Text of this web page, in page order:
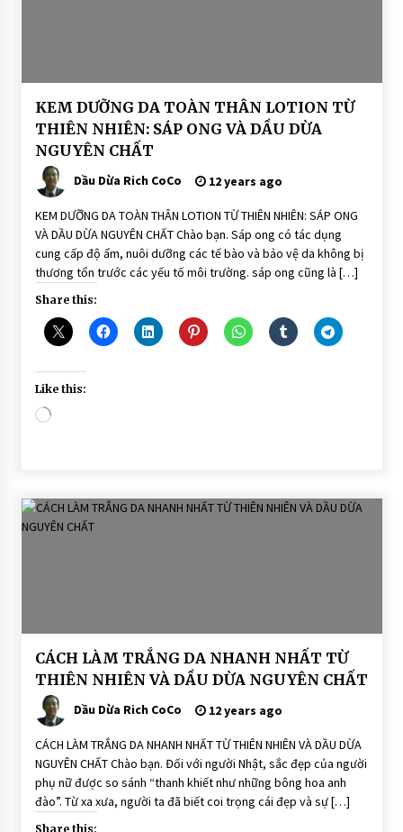
BÀI
VIẾT
DẦU
DỪA
DƯỠNG
DA
Dưỡng
ẩm
thiên
nhiên
ong
dầu
dừa
KEM DƯỠNG DA TOÀN THÂN LOTION TỪ
THIÊN NHIÊN: SÁP ONG VÀ DẦU DỪA
NGUYÊN CHẤT
Dầu Dừa Rich CoCo 12 years ago
KEM DƯỠNG DA TOÀN THÂN LOTION TỪ THIÊN NHIÊN: SÁP ONG
VÀ DẦU DỪA NGUYÊN CHẤT Chào bạn. Sáp ong có tác dụng
cung cấp độ ẩm, nuôi dưỡng các tế bào và bảo vệ da không bị
thương tổn trước các yếu tố môi trường. sáp ong cũng là […]
Share this:
Like this:
Loading…
BÀI
VIẾT
DẦU
DỪA
DƯỠNG
DA
CÁCH LÀM TRẮNG DA NHANH NHẤT TỪ
THIÊN NHIÊN VÀ DẦU DỪA NGUYÊN CHẤT
Dầu Dừa Rich CoCo 12 years ago
CÁCH LÀM TRẮNG DA NHANH NHẤT TỪ THIÊN NHIÊN VÀ DẦU DỪA
NGUYÊN CHẤT Chào bạn. Đối với người Nhật, sắc đẹp của người
phụ nữ được so sánh “thanh khiết như những bông hoa anh
đào”. Từ xa xưa, người ta đã biết coi trọng cái đẹp và sự […]
Share this: